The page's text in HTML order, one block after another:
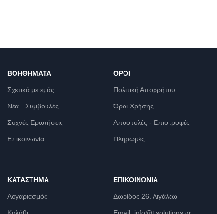
ΒΟΗΘΉΜΑΤΑ
Σχετικά με εμάς
Νέα - Συμβουλές
Συχνές Ερωτήσεις
Επικοινωνία
ΌΡΟΙ
Πολιτική Απορρήτου
Όροι Χρήσης
Αποστολές - Επιστροφές
Πληρωμές
ΚΑΤΆΣΤΗΜΑ
Λογαριασμός
ΕΠΙΚΟΙΝΩΝΊΑ
Δωρίδος 26, Αιγάλεω